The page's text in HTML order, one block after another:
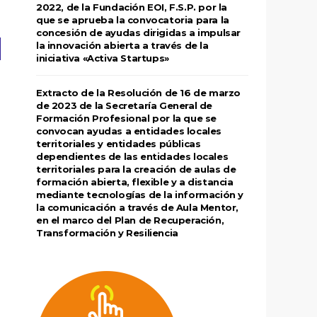
2022, de la Fundación EOI, F.S.P. por la
que se aprueba la convocatoria para la
concesión de ayudas dirigidas a impulsar
la innovación abierta a través de la
iniciativa «Activa Startups»
Extracto de la Resolución de 16 de marzo
de 2023 de la Secretaría General de
Formación Profesional por la que se
convocan ayudas a entidades locales
territoriales y entidades públicas
dependientes de las entidades locales
territoriales para la creación de aulas de
formación abierta, flexible y a distancia
mediante tecnologías de la información y
la comunicación a través de Aula Mentor,
en el marco del Plan de Recuperación,
Transformación y Resiliencia